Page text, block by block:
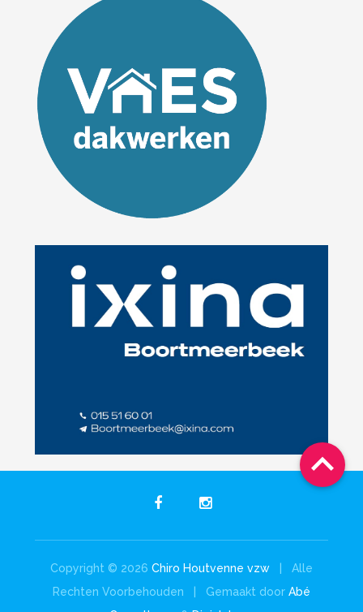

Copyright © 2026 Chiro Houtvenne vzw | Alle
Rechten Voorbehouden | Gemaakt door Abé